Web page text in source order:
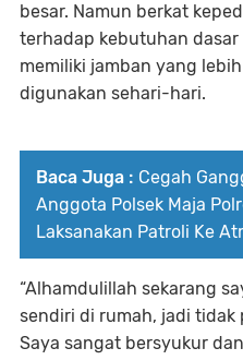
besar. Namun berkat
terhadap kebutuhan
memiliki jamban yang
digunakan sehari-hari.
Baca Juga : Cegah
Anggota Polsek Maja
Laksanakan Patroli Ke
“Alhamdulillah sekarang
sendiri di rumah, jadi tidak
Saya sangat bersyukur